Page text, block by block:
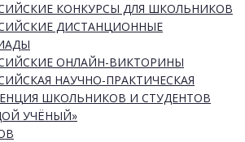
КОНКУРСЫ ДЛЯ ШКОЛЬНИКОВ
ДИСТАНЦИОННЫЕ
ОНЛАЙН-ВИКТОРИНЫ
НАУЧНО-ПРАКТИЧЕСКАЯ
ШКОЛЬНИКОВ И СТУДЕНТОВ
УЧЁНЫЙ»